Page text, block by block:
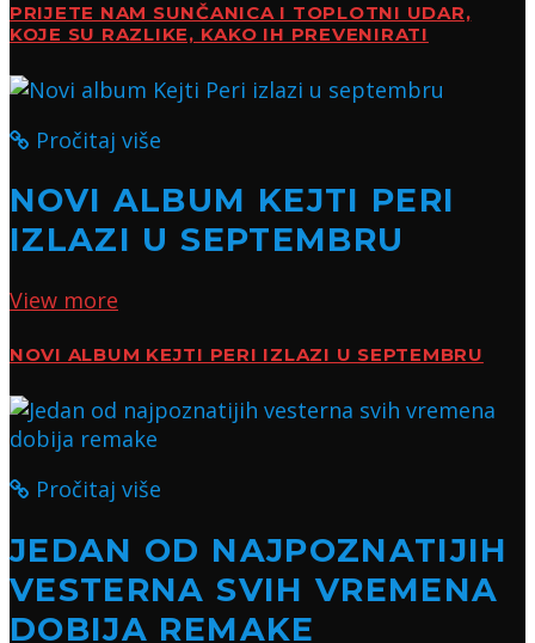
PRIJETE NAM SUNČANICA I TOPLOTNI UDAR,
KOJE SU RAZLIKE, KAKO IH PREVENIRATI
Pročitaj više
NOVI ALBUM KEJTI PERI
IZLAZI U SEPTEMBRU
View more
NOVI ALBUM KEJTI PERI IZLAZI U SEPTEMBRU
Pročitaj više
JEDAN OD NAJPOZNATIJIH
VESTERNA SVIH VREMENA
DOBIJA REMAKE